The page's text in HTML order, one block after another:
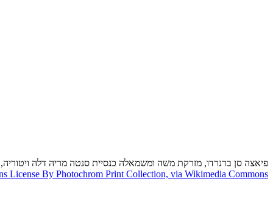
פיאצה סן ברנרדו, מזרקת משה ומשמאלה כנסיית סנטה מריה דלה ויטוריה,
License By Photochrom Print Collection, via Wikimedia Commons